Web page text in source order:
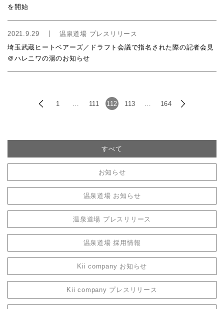
を開始
2021.9.29
温泉道場 プレスリリース
埼玉武蔵ヒートベアーズ／ドラフト会議で指名された際の記者会見
＠ハレニワの湯のお知らせ
1 111 112 113 164
すべて
お知らせ
温泉道場 お知らせ
温泉道場 プレスリリース
温泉道場 採用情報
Kii company お知らせ
Kii company プレスリリース